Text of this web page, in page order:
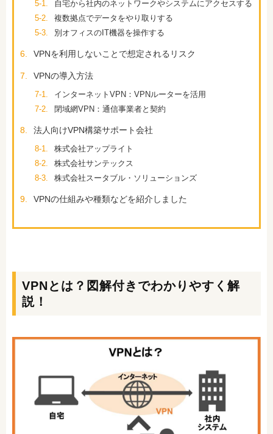
5-1.
自宅から社内のネットワークやシステムにアクセスする
5-2.
複数拠点でデータをやり取りする
5-3.
別オフィスのIT機器を操作する
6. VPNを利用しないことで想定されるリスク
7. VPNの導入方法
7-1.
インターネットVPN：VPNルーターを活用
7-2.
閉域網VPN：通信事業者と契約
8. 法人向けVPN構築サポート会社
8-1.
株式会社アップライト
8-2.
株式会社サンテックス
8-3.
株式会社スータブル・ソリューションズ
9. VPNの仕組みや種類などを紹介しました
VPNとは？図解付きでわかりやすく解
説！